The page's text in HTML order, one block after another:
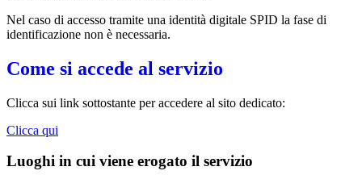
Nel caso di accesso tramite una identità digitale SPID la fase di
identificazione non è necessaria.
Come si accede al servizio
Clicca sui link sottostante per accedere al sito dedicato:
Clicca qui
Luoghi in cui viene erogato il servizio